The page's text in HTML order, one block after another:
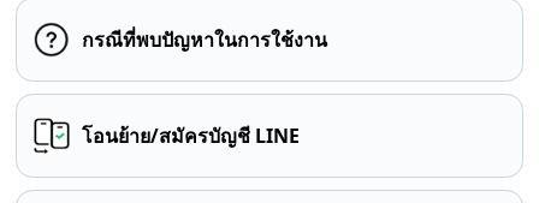
กรณีที่พบปัญหาในการใช้งาน
โอนย้าย/สมัครบัญชี LINE